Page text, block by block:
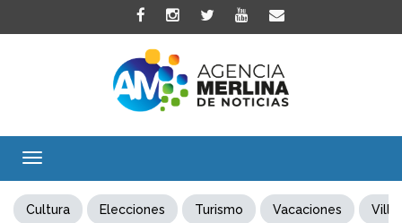
Toggle
Cultura Elecciones Turismo Vacaciones Villa